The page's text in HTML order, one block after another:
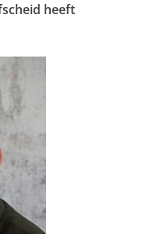
heeft